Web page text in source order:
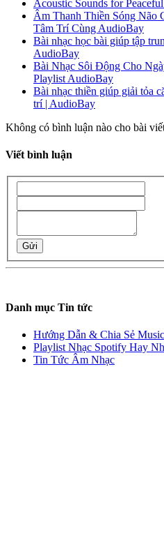
Acoustic Sounds for
Âm Thanh Thiền Sóng Não
Tâm Trí Cùng AudioBay
Bài nhạc học bài giúp tập
AudioBay
Bài Nhạc Sôi Động Cho
Playlist AudioBay
Bài nhạc thiền giúp giải tỏa
trí | AudioBay
Không có bình luận nào cho bài
Viết bình luận
Gửi
Danh mục Tin tức
Hướng Dẫn & Chia Sẻ
Playlist Nhạc Spotify Hay
Tin Tức Âm Nhạc